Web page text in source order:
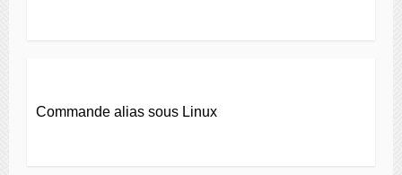
Commande alias sous Linux